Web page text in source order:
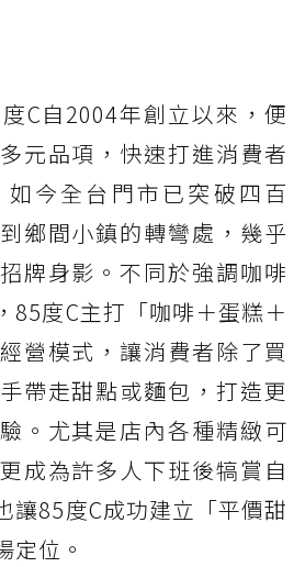
C自2004年創立以來，便
元品項，快速打進消費者
如今全台門市已突破四百
鄉間小鎮的轉彎處，幾乎
牌身影。不同於強調咖啡
85度C主打「咖啡＋蛋糕＋
營模式，讓消費者除了買
帶走甜點或麵包，打造更
。尤其是店內各種精緻可
成為許多人下班後犒賞自
讓85度C成功建立「平價甜
定位。